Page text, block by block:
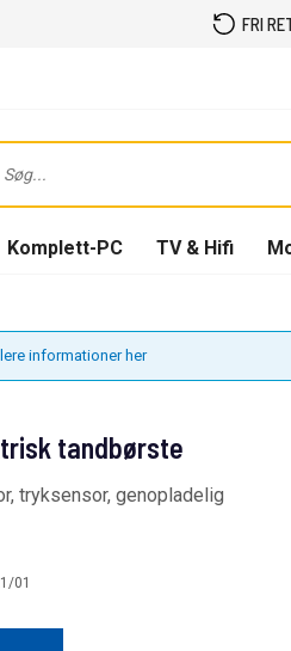
FRI
Komplett-PC TV & Hifi
informationer her
tandbørste
tryksensor, genopladelig
01